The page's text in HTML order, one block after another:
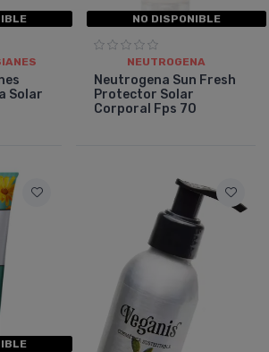
Solar
NO DISPONIBLE
NEUTROGENA
Neutrogena Sun Fresh
Protector Solar
Corporal Fps 70